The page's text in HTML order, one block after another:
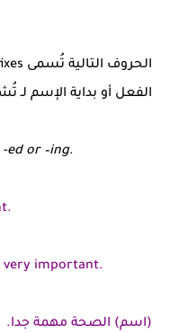
الفعل أو بداية الإسم
-ed or –ing.
very important.
(اسم) الصحة مهمة جدا.